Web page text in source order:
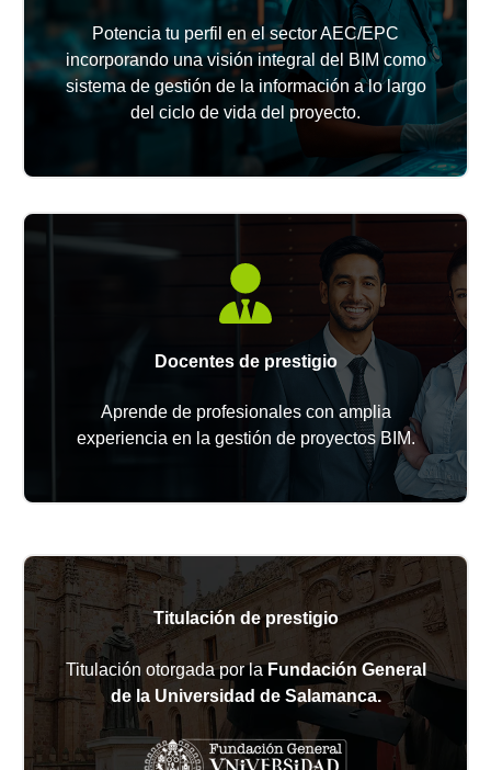
Potencia tu perfil en el sector AEC/EPC
incorporando una visión integral del BIM como
sistema de gestión de la información a lo largo
del ciclo de vida del proyecto.
Docentes de prestigio
Aprende de profesionales con amplia
experiencia en la gestión de proyectos BIM.
Titulación de prestigio
Titulación otorgada por laFundación General
de la Universidad de Salamanca.